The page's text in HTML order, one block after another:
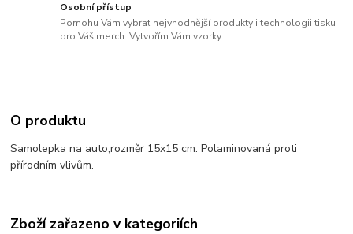
Osobní přístup
Pomohu Vám vybrat nejvhodnější produkty i technologii tisku
pro Váš merch. Vytvořím Vám vzorky.
O produktu
Samolepka na auto,rozměr 15x15 cm. Polaminovaná proti
přírodním vlivům.
Zboží zařazeno v kategoriích